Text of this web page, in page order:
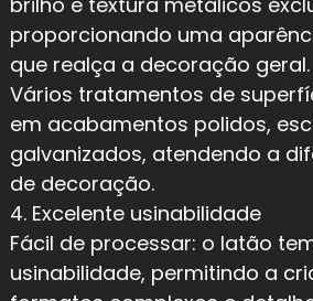
proporcionando uma
que realça a decoração geral.
Vários tratamentos de
em acabamentos polidos,
galvanizados, atendendo a
de decoração.
4. Excelente usinabilidade
Fácil de processar: o latão
usinabilidade, permitindo a